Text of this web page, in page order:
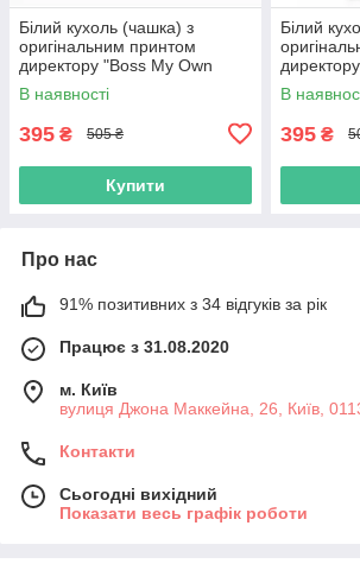
Білий кухоль (чашка) з
оригінальним принтом
директору "Boss My Own
Boss. Мій власний бос"
В наявності
395 ₴ 505 ₴
Купити
Білий
Лев"
В
395 ₴
Про нас
91% позитивних з 34 відгуків за рік
Працює з 31.08.2020
м. Київ
вулиця Джона Маккейна, 26, Київ,
Контакти
Сьогодні вихідний
Показати весь графік роботи